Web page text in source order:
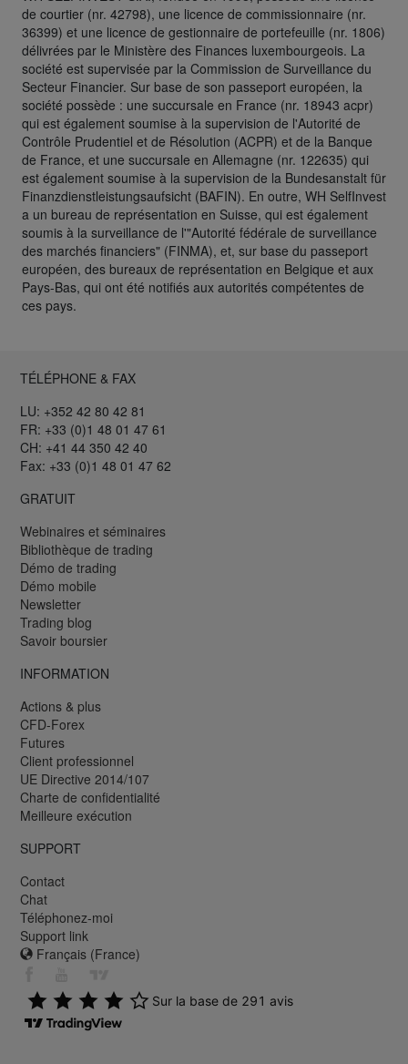
de courtier (nr. 42798), une licence de commissionnaire (nr.
36399) et une licence de gestionnaire de portefeuille (nr. 1806)
délivrées par le Ministère des Finances luxembourgeois. La
société est supervisée par la Commission de Surveillance du
Secteur Financier. Sur base de son passeport européen, la
société possède : une succursale en France (nr. 18943 acpr)
qui est également soumise à la supervision de l'Autorité de
Contrôle Prudentiel et de Résolution (ACPR) et de la Banque
de France, et une succursale en Allemagne (nr. 122635) qui
est également soumise à la supervision de la Bundesanstalt für
Finanzdienstleistungsaufsicht (BAFIN). En outre, WH SelfInvest
a un bureau de représentation en Suisse, qui est également
soumis à la surveillance de l'"Autorité fédérale de surveillance
des marchés financiers" (FINMA), et, sur base du passeport
européen, des bureaux de représentation en Belgique et aux
Pays-Bas, qui ont été notifiés aux autorités compétentes de
ces pays.
TÉLÉPHONE & FAX
LU: +352 42 80 42 81
FR: +33 (0)1 48 01 47 61
CH: +41 44 350 42 40
Fax: +33 (0)1 48 01 47 62
GRATUIT
Webinaires et séminaires
Bibliothèque de trading
Démo de trading
Démo mobile
Newsletter
Trading blog
Savoir boursier
INFORMATION
Actions & plus
CFD-Forex
Futures
Client professionnel
UE Directive 2014/107
Charte de confidentialité
Meilleure exécution
SUPPORT
Contact
Chat
Téléphonez-moi
Support link
Français (France)